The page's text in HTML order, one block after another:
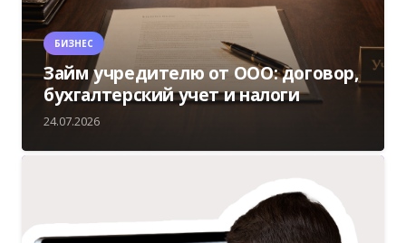
БИЗНЕС
Займ учредителю от ООО: договор,
бухгалтерский учет и налоги
24.07.2026